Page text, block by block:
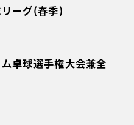
ーグ(春季)
卓球選手権大会兼全